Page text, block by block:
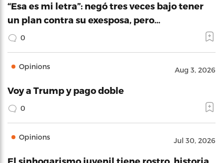
“Esa es mi letra”: negó tres veces bajo tener
un plan contra su exesposa, pero…
0
Opinions Aug 3, 2026
Voy a Trump y pago doble
0
Opinions Jul 30, 2026
El sinhogarismo juvenil tiene rostro, historia